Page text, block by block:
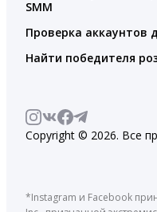
SMM
Проверка аккаунтов
Найти победителя
Copyright © 2026. Все
*Instagram и Facebook